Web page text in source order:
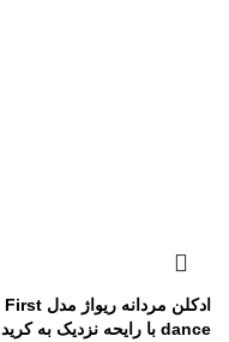
ادکلن مردانه ریواژ مدل First
dance با رایحه نزدیک به کرید